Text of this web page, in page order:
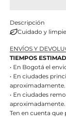
Descripción
Cuidado y
ENVÍOS Y
TIEMPOS
• En Bogotá el
• En ciudades
aproximadamente.
• En ciudades
aproximadamente.
Ten en cuenta